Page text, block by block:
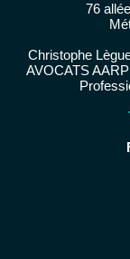
76
Christophe
AVOCATS